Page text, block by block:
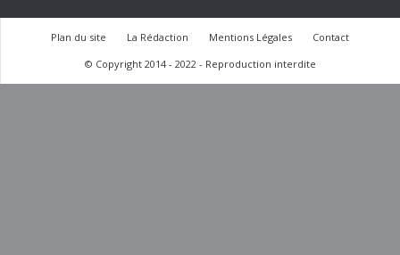
Plan du site La Rédaction Mentions Légales
Contact
© Copyright 2014 - 2022 - Reproduction interdite